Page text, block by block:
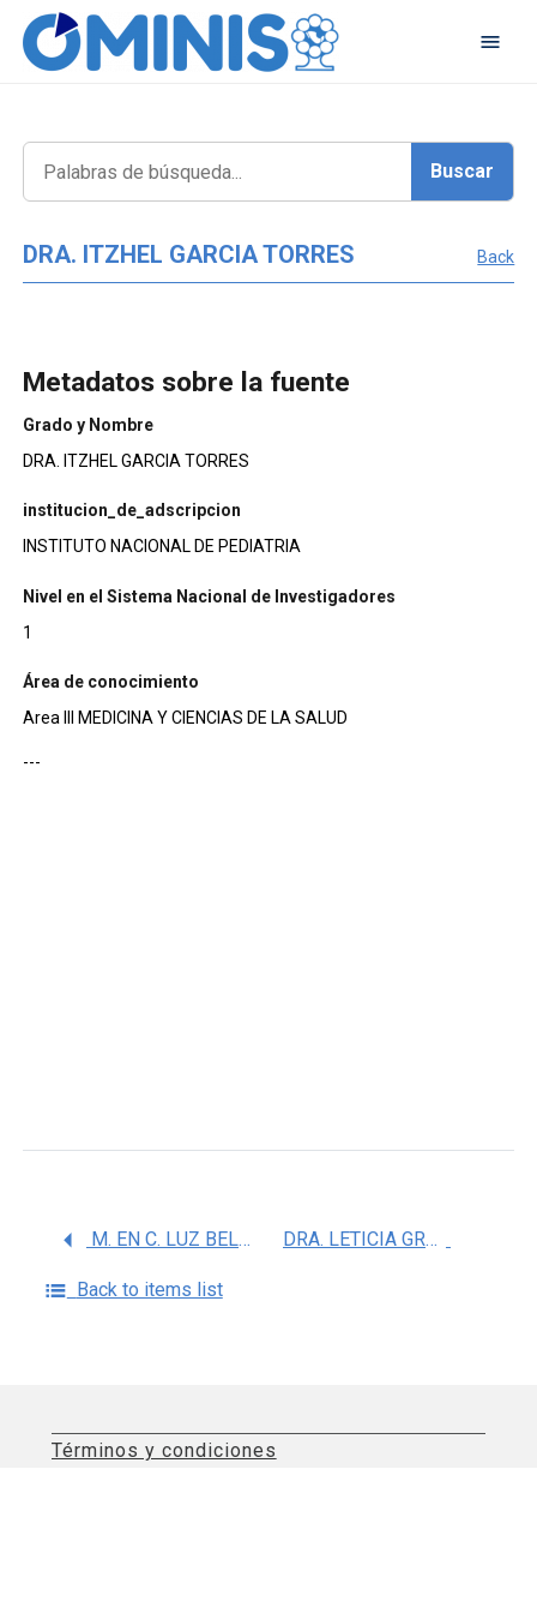
DRA. ITZHEL GARCIA TORRES Back
Metadatos sobre la fuente
Grado y Nombre
DRA. ITZHEL GARCIA TORRES
institucion_de_adscripcion
INSTITUTO NACIONAL DE PEDIATRIA
Nivel en el Sistema Nacional de Investigadores
1
Área de conocimiento
Area III MEDICINA Y CIENCIAS DE LA SALUD
---
M. EN C. LUZ BELINDA ORTIZ ALEGRIA DRA. LETICIA GRANADOS ROJAS
Back to items list
Términos y condiciones